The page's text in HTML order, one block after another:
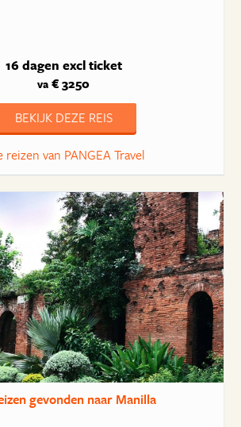
16 dagen excl ticket
va € 3250
BEKIJK DEZE REIS
reizen van PANGEA Travel
gevonden naar Manilla